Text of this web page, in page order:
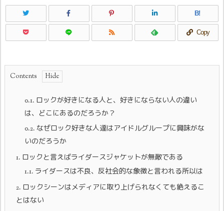
B!
Copy
Contents
0.1. ロックが好きになる人と、好きにならない人の違い
は、どこにあるのだろうか？
0.2. なぜロック好きな人達はアイドルグループに興味がな
いのだろうか
1. ロックと言えばライダースジャケットが無敵である
1.1. ライダースは不良、反社会的な象徴と言われる所以は
2. ロックシーンはメディアに取り上げられなくても絶えるこ
とはない